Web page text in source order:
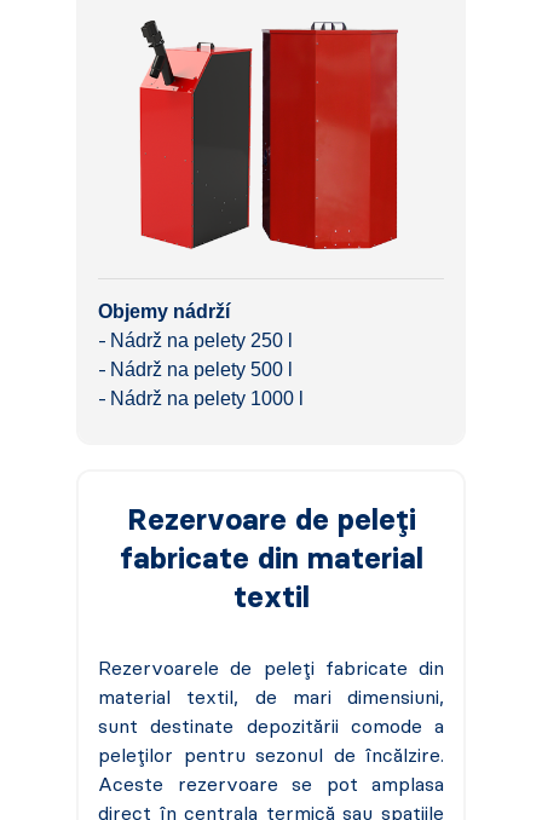
Objemy nádrží
Nádrž na pelety 250 l
Nádrž na pelety 500 l
Nádrž na pelety 1000 l
Rezervoare de peleți
fabricate din material
textil
Rezervoarele de peleți fabricate din
material textil, de mari dimensiuni,
sunt destinate depozitării comode a
peleților pentru sezonul de încălzire.
Aceste rezervoare se pot amplasa
direct în centrala termică sau spațiile